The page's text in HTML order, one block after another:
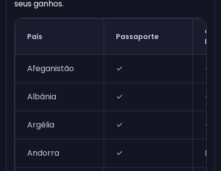
seus ganhos.
País Passaporte
Afeganistão ✓ ✓
Albânia ✓ ✓
Argélia ✓ ✓
Andorra ✓ N/A